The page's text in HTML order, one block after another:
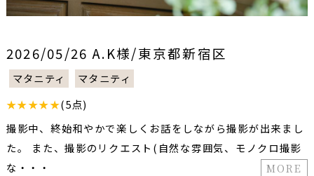
2026/05/26 A.K様/東京都新宿区
マタニティ
マタニティ
★★★★★(5点)
撮影中、終始和やかで楽しくお話をしながら撮影が出来まし
た。 また、撮影のリクエスト(自然な雰囲気、モノクロ撮影
な・・・
MORE